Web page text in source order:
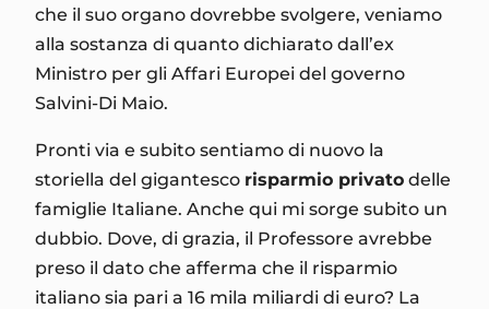
che il suo organo dovrebbe svolgere, veniamo
alla sostanza di quanto dichiarato dall’ex
Ministro per gli Affari Europei del governo
Salvini-Di Maio.
Pronti via e subito sentiamo di nuovo la
storiella del gigantesco risparmio privato delle
famiglie Italiane. Anche qui mi sorge subito un
dubbio. Dove, di grazia, il Professore avrebbe
preso il dato che afferma che il risparmio
italiano sia pari a 16 mila miliardi di euro? La